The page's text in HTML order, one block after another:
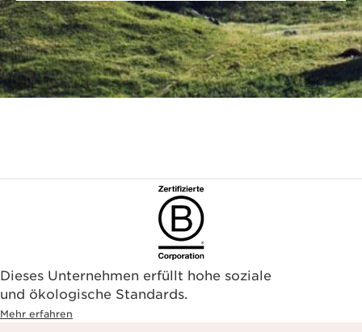
Dieses Unternehmen erfüllt hohe soziale
und ökologische Standards.
Mehr erfahren